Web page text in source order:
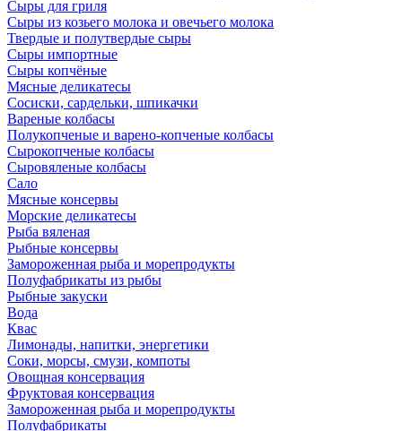
Сыры для гриля
Сыры из козьего молока и овечьего молока
Твердые и полутвердые сыры
Сыры импортные
Сыры копчёные
Мясные деликатесы
Сосиски, сардельки, шпикачки
Вареные колбасы
Полукопченые и варено-копченые колбасы
Сырокопченые колбасы
Сыровяленые колбасы
Сало
Мясные консервы
Морские деликатесы
Рыба вяленая
Рыбные консервы
Замороженная рыба и морепродукты
Полуфабрикаты из рыбы
Рыбные закуски
Вода
Квас
Лимонады, напитки, энергетики
Соки, морсы, смузи, компоты
Овощная консервация
Фруктовая консервация
Замороженная рыба и морепродукты
Полуфабрикаты